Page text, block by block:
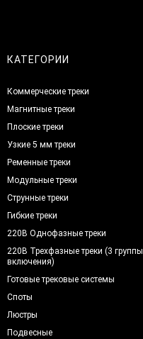
КАТЕГОРИИ
Коммерческие треки
Магнитные треки
Плоские треки
Узкие 5 мм треки
Ременные треки
Модульные треки
Струнные треки
Гибкие треки
220В Однофазные треки
220В Трехфазные треки (3 группы
включения)
Готовые трековые системы
Споты
Люстры
Подвесные